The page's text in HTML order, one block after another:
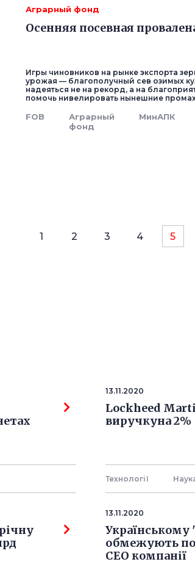
Аграрный фонд
Осенняя посевная
Игры чиновников на рынке экспорта
урожая — благополучный сев озимых
надеяться не на рекорд, а на
помочь нивелировать нынешние
FOB
Аграрный
фонд
МинАПК
1 2 3 4 5
13.11.2020
Lockheed
виручкуна 2%
Технології
13.11.2020
Українському
обмежують
СЕО компанії